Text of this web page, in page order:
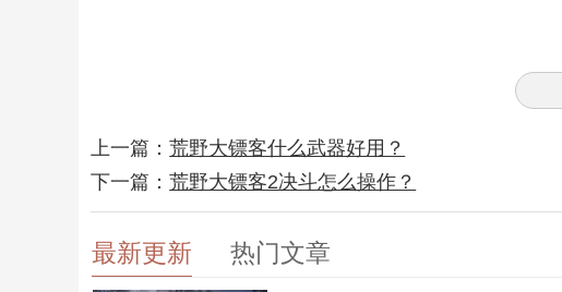
上一篇：荒野大镖客什么武器好用？
下一篇：荒野大镖客2决斗怎么操作？
最新更新 热门文章